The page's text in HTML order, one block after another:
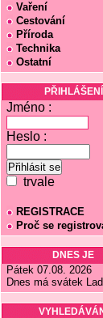
Vaření
Cestování
Příroda
Technika
Ostatní
PŘIHLÁŠENÍ
Jméno :
Heslo :
trvale
REGISTRACE
Proč se
DNES JE
Pátek 07.08. 2026
Dnes má svátek